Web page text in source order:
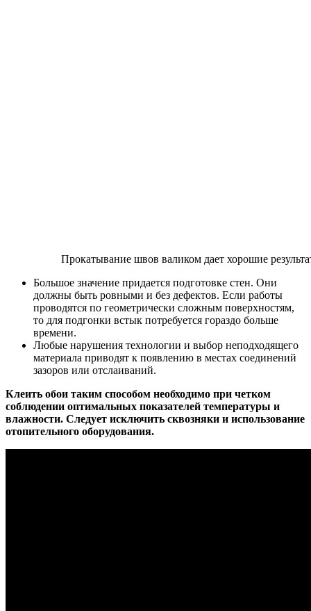
Прокатывание швов валиком дает хорошие
Большое значение придается подготовке стен. Они
должны быть ровными и без дефектов. Если работы
проводятся по геометрически сложным поверхностям,
то для подгонки встык потребуется гораздо больше
времени.
Любые нарушения технологии и выбор неподходящего
материала приводят к появлению в местах соединений
зазоров или отслаиваний.
Клеить обои таким способом необходимо при четком
соблюдении оптимальных показателей температуры и
влажности. Следует исключить сквозняки и использование
отопительного оборудования.